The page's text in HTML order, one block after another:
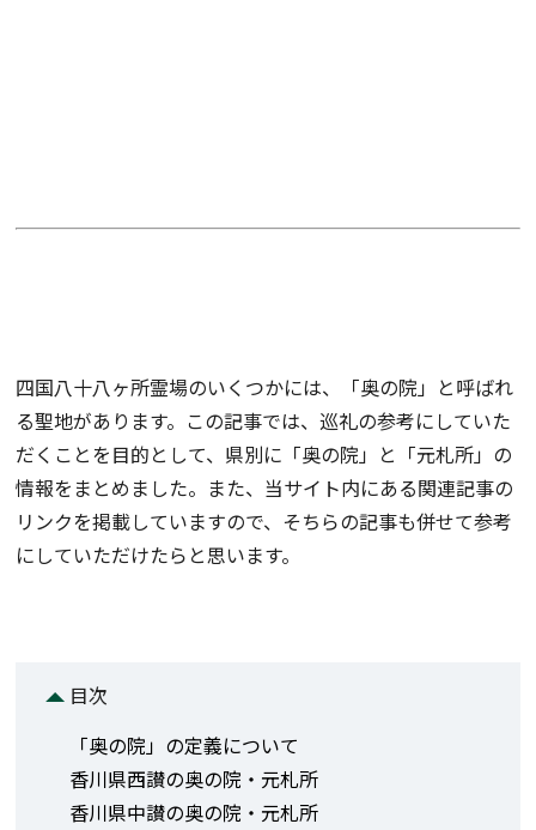
四国八十八ヶ所霊場のいくつかには、「奥の院」と呼ばれ
る聖地があります。この記事では、巡礼の参考にしていた
だくことを目的として、県別に「奥の院」と「元札所」の
情報をまとめました。また、当サイト内にある関連記事の
リンクを掲載していますので、そちらの記事も併せて参考
にしていただけたらと思います。
目次
「奥の院」の定義について
香川県西讃の奥の院・元札所
香川県中讃の奥の院・元札所